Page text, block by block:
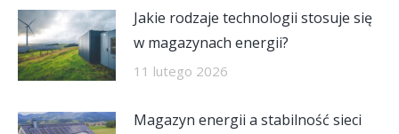
Jakie rodzaje technologii stosuje się
w magazynach energii?
11 lutego 2026
Magazyn energii a stabilność sieci